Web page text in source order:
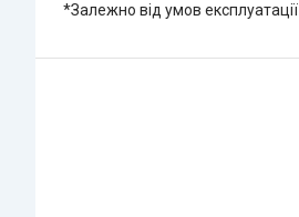
*Залежно від умов експлуатації